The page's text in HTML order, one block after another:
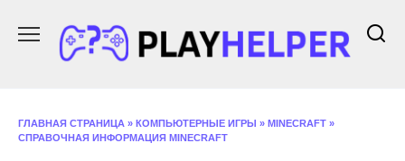
содержанию
ГЛАВНАЯ СТРАНИЦА » КОМПЬЮТЕРНЫЕ ИГРЫ » MINECRAFT »
СПРАВОЧНАЯ ИНФОРМАЦИЯ MINECRAFT